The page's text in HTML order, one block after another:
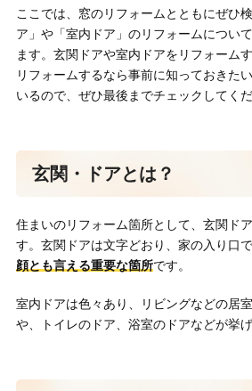
ここでは、窓のリフォームとともにぜひ
ア」や「室内ドア」のリフォームについ
ます。玄関ドアや室内ドアをリフォーム
リフォームするなら事前に知っておきた
いるので、ぜひ最後までチェックしてくだ
玄関・ドアとは？
住まいのリフォーム箇所として、玄関ド
す。玄関ドアは文字どおり、家の入り口
顔とも言える重要な箇所です。
室内ドアは色々あり、リビングなどの居
や、トイレのドア、浴室のドアなどが挙げ